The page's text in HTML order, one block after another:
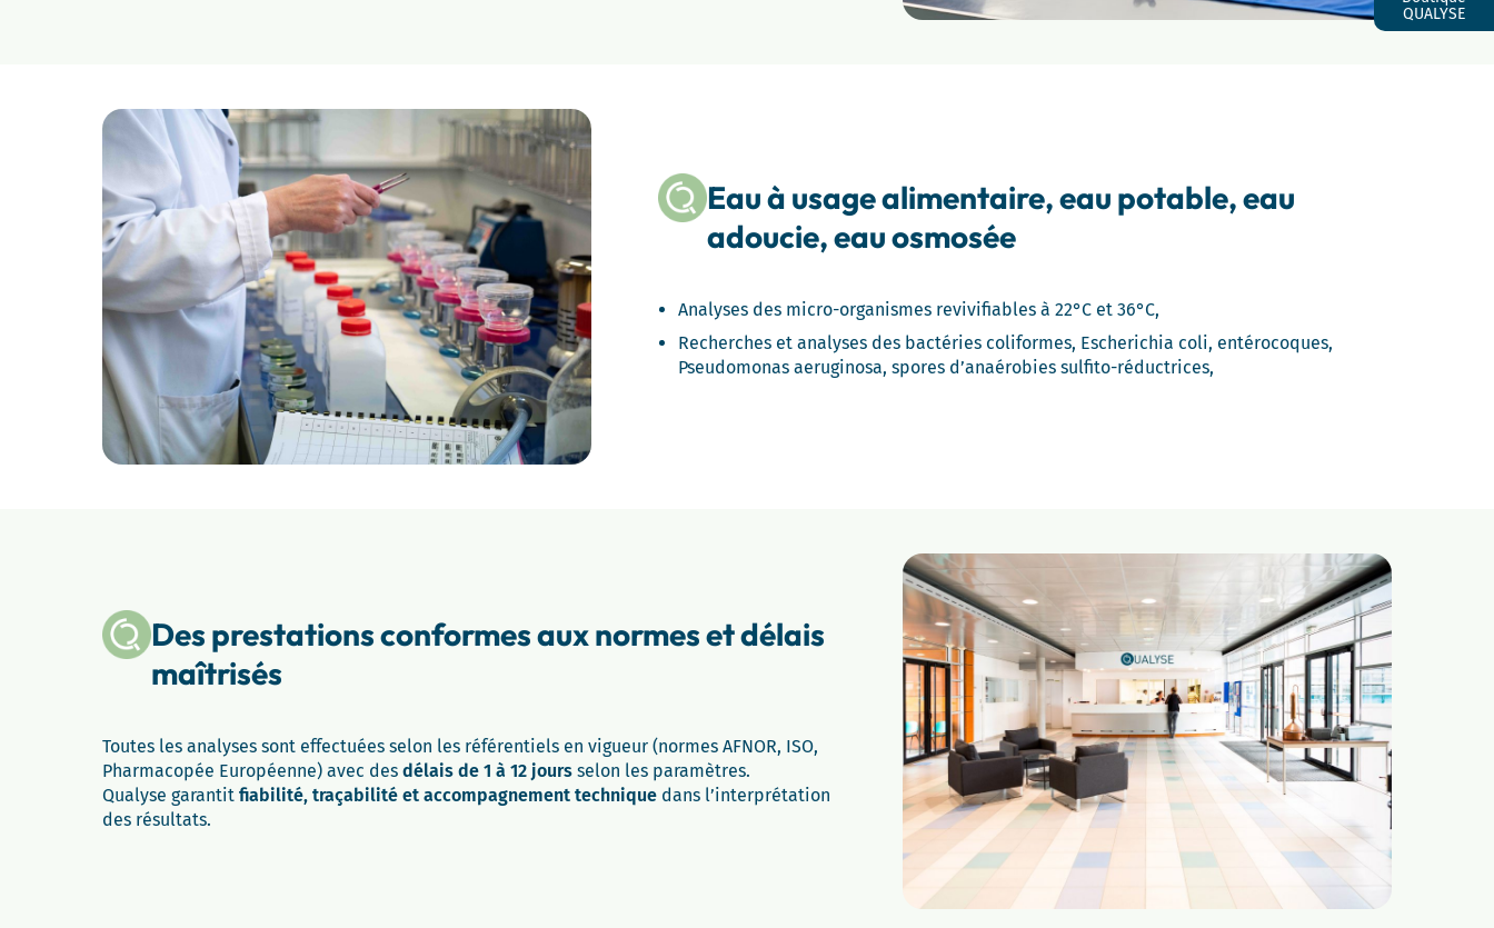
Eau à usage alimentaire, eau potable, eau
adoucie, eau osmosée
Analyses des micro-organismes revivifiables à 22°C et 36°C,
Recherches et analyses des bactéries coliformes, Escherichia coli, entérocoques,
Pseudomonas aeruginosa, spores d’anaérobies sulfito-réductrices,
Des prestations conformes aux normes et délais
maîtrisés
Toutes les analyses sont effectuées selon les référentiels en vigueur (normes AFNOR, ISO,
Pharmacopée Européenne) avec des délais de 1 à 12 jours selon les paramètres.
Qualyse garantit fiabilité, traçabilité et accompagnement technique dans l’interprétation
des résultats.
QUALYSE